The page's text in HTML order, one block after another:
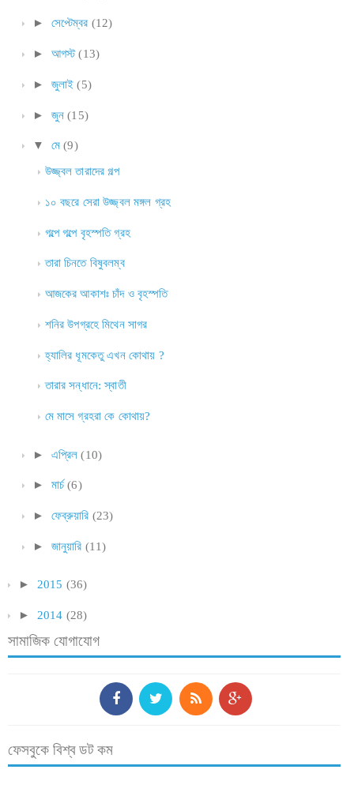
► সেপ্টেম্বর (12)
► আগস্ট (13)
► জুলাই (5)
► জুন (15)
▼ মে (9)
উজ্জ্বল তারাদের গল্প
১০ বছরে সেরা উজ্জ্বল মঙ্গল গ্রহ
গল্পে গল্পে বৃহস্পতি গ্রহ
তারা চিনতে বিষুবলম্ব
আজকের আকাশঃ চাঁদ ও বৃহস্পতি
শনির উপগ্রহে মিথেন সাগর
হ্যালির ধূমকেতু এখন কোথায় ?
তারার সন্ধানে: স্বাতী
মে মাসে গ্রহরা কে কোথায়?
► এপ্রিল (10)
► মার্চ (6)
► ফেব্রুয়ারি (23)
► জানুয়ারি (11)
► 2015 (36)
► 2014 (28)
সামাজিক যোগাযোগ
ফেসবুকে বিশ্ব ডট কম